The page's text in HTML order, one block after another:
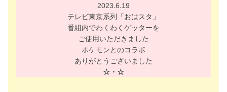
2023.6.19
テレビ東京系列「おはスタ」
番組内でわくわくゲッターを
ご使用いただきました
ポケモンとのコラボ
ありがとうございました
☆・☆